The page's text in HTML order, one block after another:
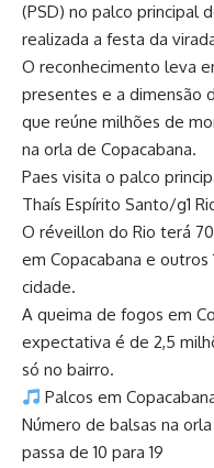
(PSD) no palco principal
realizada a festa da
O reconhecimento leva
presentes e a dimensão
que reúne milhões de
na orla de Copacabana.
Paes visita o palco
Thaís Espírito Santo/g1
O réveillon do Rio terá
em Copacabana e
cidade.
A queima de fogos em
expectativa é de 2,5
só no bairro.
Palcos em
Número de balsas na
passa de 10 para 19